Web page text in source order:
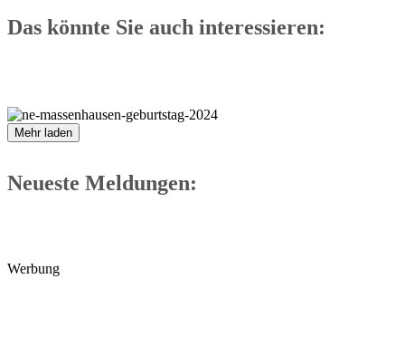
Das könnte Sie auch interessieren:
Mehr laden
Neueste Meldungen:
Werbung